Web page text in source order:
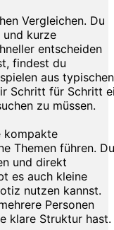
Vergleichen. Du
und kurze
entscheiden
findest du
aus typischen
Schritt für Schritt
zu müssen.
kompakte
Themen führen. Du
und direkt
es auch kleine
nutzen kannst.
Personen
klare Struktur hast.